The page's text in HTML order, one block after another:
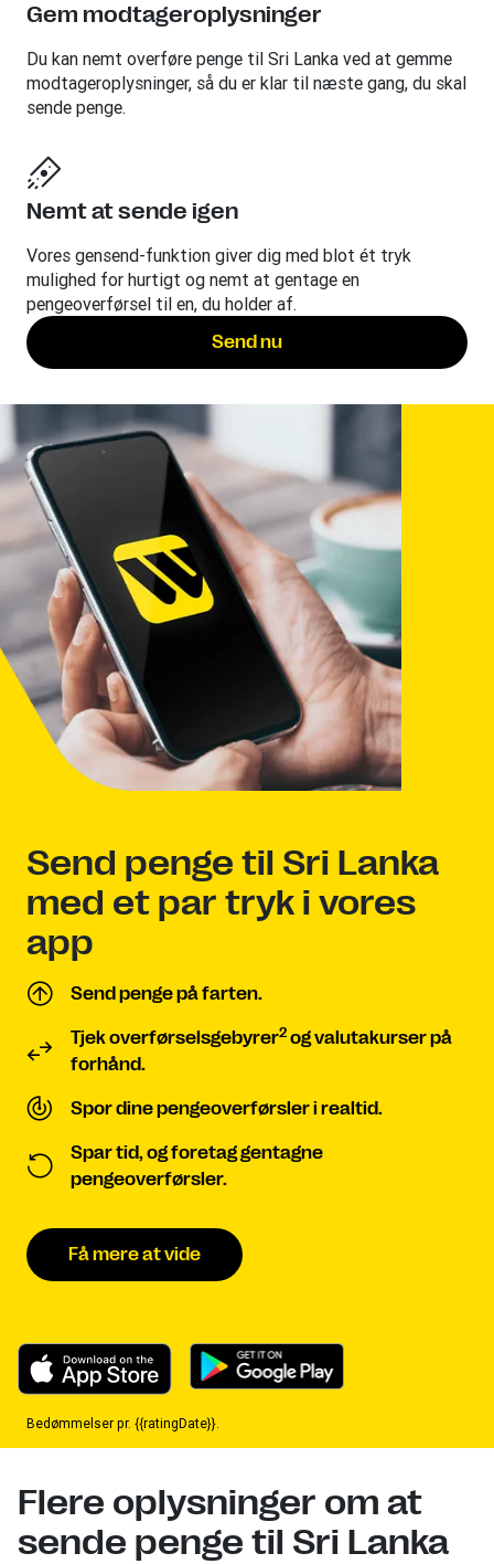
Gem modtageroplysninger
Du kan nemt overføre penge til Sri Lanka ved at gemme
modtageroplysninger, så du er klar til næste gang, du skal
sende penge.
Nemt at sende igen
Vores gensend-funktion giver dig med blot ét tryk
mulighed for hurtigt og nemt at gentage en
pengeoverførsel til en, du holder af.
Send nu
Send penge til Sri Lanka
med et par tryk i vores
app
Send penge på farten.
Tjek overførselsgebyrer2 og valutakurser på
forhånd.
Spor dine pengeoverførsler i realtid.
Spar tid, og foretag gentagne
pengeoverførsler.
Få mere at vide
Bedømmelser pr. {{ratingDate}}.
Flere oplysninger om at
sende penge til Sri Lanka